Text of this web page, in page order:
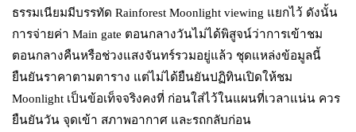
ธรรมเนียมมีบรรทัด Rainforest Moonlight viewing แยกไว้ ดังนั้น
การจ่ายค่า Main gate ตอนกลางวันไม่ได้พิสูจน์ว่าการเข้าชม
ตอนกลางคืนหรือช่วงแสงจันทร์รวมอยู่แล้ว ชุดแหล่งข้อมูลนี้
ยืนยันราคาตามตาราง แต่ไม่ได้ยืนยันปฏิทินเปิดให้ชม
Moonlight เป็นข้อเท็จจริงคงที่ ก่อนใส่ไว้ในแผนที่เวลาแน่น ควร
ยืนยันวัน จุดเข้า สภาพอากาศ และรถกลับก่อน